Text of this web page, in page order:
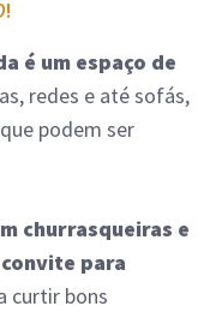
!
é um espaço de
redes e até sofás,
podem ser
churrasqueiras e
para
curtir bons